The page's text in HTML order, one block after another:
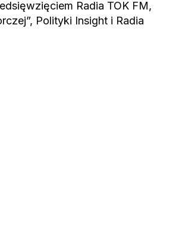
Radia TOK FM,
Polityki Insight i Radia